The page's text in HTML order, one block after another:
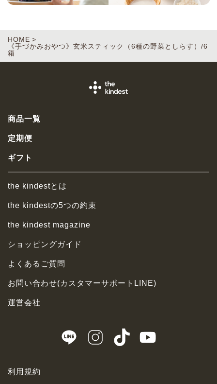
HOME
《手づかみおやつ》玄米スティック（6種の野菜としらす）/6
箱
商品一覧
定期便
ギフト
the kindestとは
the kindestの5つの約束
the kindest magazine
ショッピングガイド
よくあるご質問
お問い合わせ(カスタマーサポートLINE)
運営会社
利用規約